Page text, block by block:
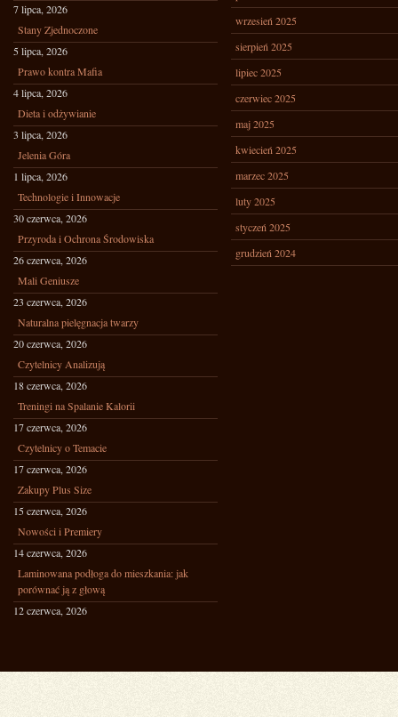
7 lipca, 2026
Stany Zjednoczone
5 lipca, 2026
Prawo kontra Mafia
4 lipca, 2026
Dieta i odżywianie
3 lipca, 2026
Jelenia Góra
1 lipca, 2026
Technologie i Innowacje
30 czerwca, 2026
Przyroda i Ochrona Środowiska
26 czerwca, 2026
Mali Geniusze
23 czerwca, 2026
Naturalna pielęgnacja twarzy
20 czerwca, 2026
Czytelnicy Analizują
18 czerwca, 2026
Treningi na Spalanie Kalorii
17 czerwca, 2026
Czytelnicy o Temacie
17 czerwca, 2026
Zakupy Plus Size
15 czerwca, 2026
Nowości i Premiery
14 czerwca, 2026
Laminowana podłoga do mieszkania: jak
porównać ją z głową
12 czerwca, 2026
wrzesień 2025
sierpień 2025
lipiec 2025
czerwiec 2025
maj 2025
kwiecień 2025
marzec 2025
luty 2025
styczeń 2025
grudzień 2024